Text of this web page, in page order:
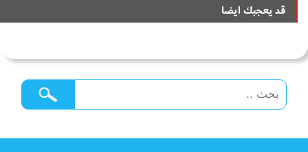
قد يعجبك ايضا